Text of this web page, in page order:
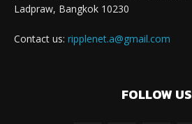
Ladpraw, Bangkok 10230
Contact us: ripplenet.a@gmail.com
FOLLOW US